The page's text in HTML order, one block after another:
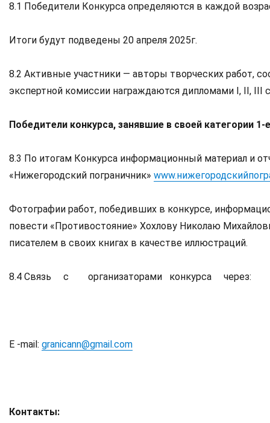
8.1 Победители Конкурса определяются в каждой
Итоги будут подведены 20 апреля 2025г.
8.2 Активные участники — авторы творческих работ,
экспертной комиссии награждаются дипломами I, II, III
Победители конкурса, занявшие в своей категории
8.3 По итогам Конкурса информационный материал и
«Нижегородский пограничник»
Фотографии работ, победивших в конкурсе,
повести «Противостояние» Хохлову Николаю
писателем в своих книгах в качестве иллюстраций.
8.4 Связь с организаторами конкурса через:
E -mail: granicann@gmail.com
Контакты: